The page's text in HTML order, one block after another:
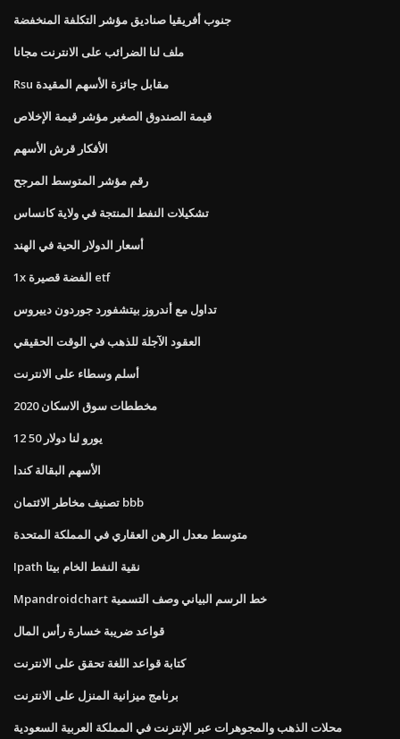
جنوب أفريقيا صناديق مؤشر التكلفة المنخفضة
ملف لنا الضرائب على الانترنت مجانا
Rsu مقابل جائزة الأسهم المقيدة
قيمة الصندوق الصغير مؤشر قيمة الإخلاص
الأفكار قرش الأسهم
رقم مؤشر المتوسط ​​المرجح
تشكيلات النفط المنتجة في ولاية كانساس
أسعار الدولار الحية في الهند
1x الفضة قصيرة etf
تداول مع أندروز بيتشفورد جوردون دييروس
العقود الآجلة للذهب في الوقت الحقيقي
أسلم وسطاء على الانترنت
مخططات سوق الاسكان 2020
12 50 يورو لنا دولار
الأسهم البقالة كندا
تصنيف مخاطر الائتمان bbb
متوسط ​​معدل الرهن العقاري في المملكة المتحدة
Ipath نقية النفط الخام بيتا
Mpandroidchart خط الرسم البياني وصف التسمية
قواعد ضريبة خسارة رأس المال
كتابة قواعد اللغة تحقق على الانترنت
برنامج ميزانية المنزل على الانترنت
محلات الذهب والمجوهرات عبر الإنترنت في المملكة العربية السعودية